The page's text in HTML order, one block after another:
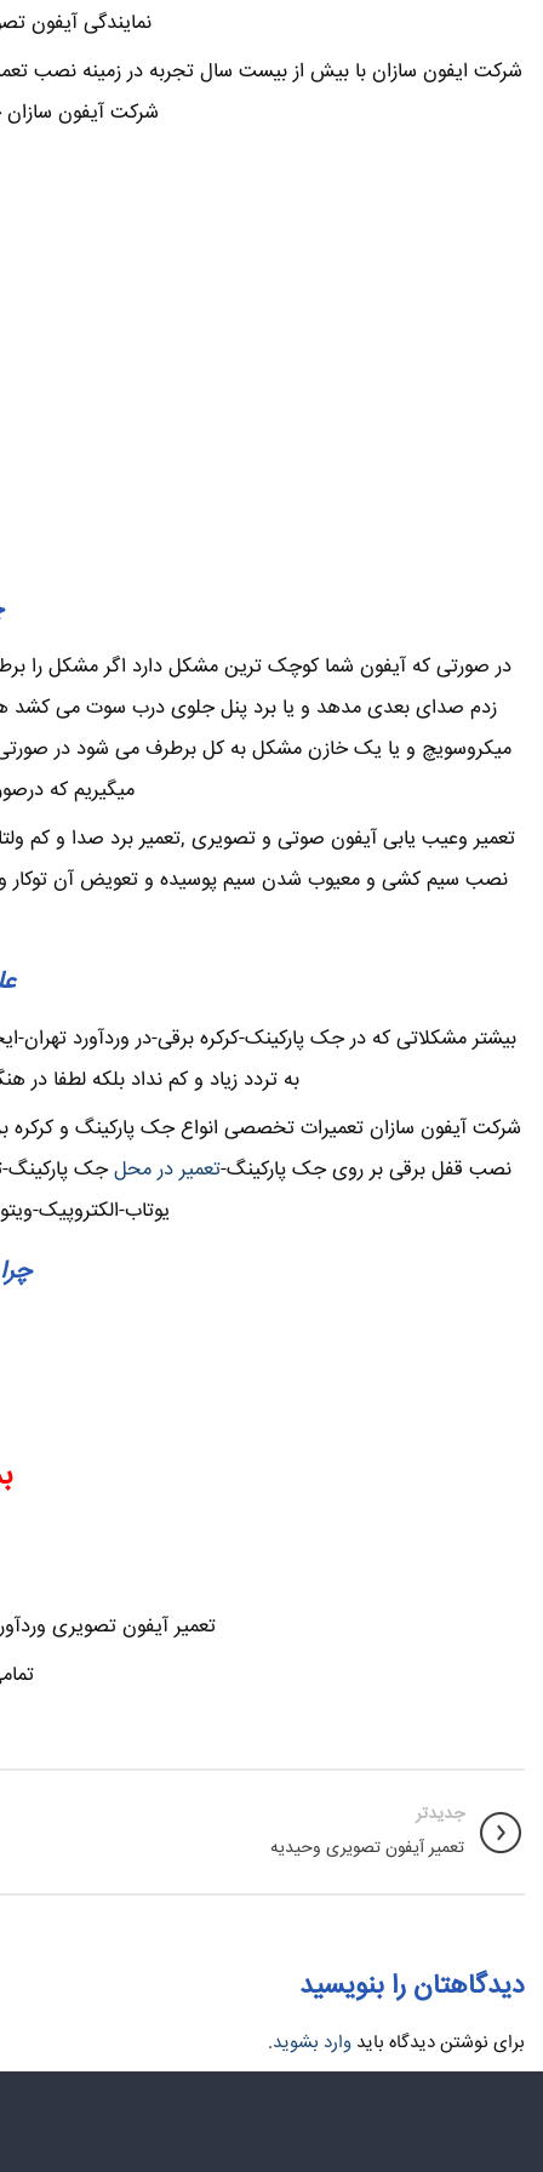
نمایندگی آیفون
شرکت ایفون سازان با بیش از بیست سال تجربه در زمینه نصب
شرکت آیفون سازان
در صورتی که آیفون شما کوچک ترین مشکل دارد اگر مشکل را
زدم صدای بعدی مدهد و یا برد پنل جلوی درب سوت می کشد
میکروسویچ و یا یک خازن مشکل به کل برطرف می شود در صورتی
میگیریم که
تعمیر وعیب یابی آیفون صوتی و تصویری ,تعمیر برد صدا و کم
نصب سیم کشی و معیوب شدن سیم پوسیده و تعویض آن توکار و یا
بیشتر مشکلاتی که در جک پارکینک-کرکره برقی-در وردآورد
به تردد زیاد و کم نداد بلکه لطفا در
شرکت آیفون سازان تعمیرات تخصصی انواع جک پارکینگ و کرکره
نصب قفل برقی بر روی جک پارکینگ-تعمیر در محلجک پارکینگ-
یوتاب-الکتروپیک-
تعمیر آیفون تصویری
جدیدتر
تعمیر آیفون تصویری وحیدیه
دیدگاهتان را بنویسید
برای نوشتن دیدگاه باید وارد بشوید.